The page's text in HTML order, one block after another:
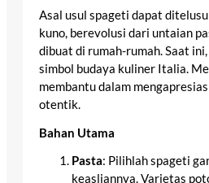
Asal usul spageti dapat
kuno, berevolusi dari untaian
dibuat di rumah-rumah. Saat
simbol budaya kuliner Italia.
membantu dalam
otentik.
Bahan Utama
Pasta: Pilihlah spageti
keasliannya. Varietas